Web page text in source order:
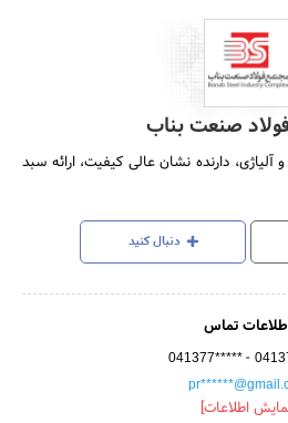
صنعت بناب
آلیاژی، دارنده نشان عالی کیفیت، ارائه سبد
دنبال کنید
تماس
041377***** -
اطلاعات]